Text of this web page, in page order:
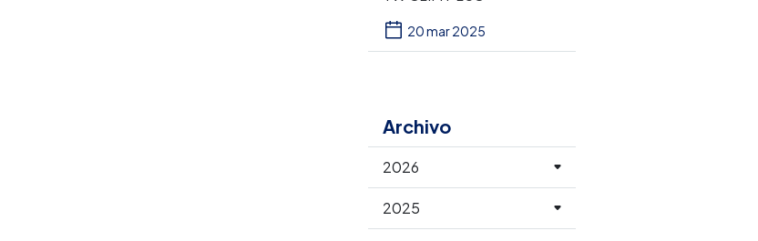
20 mar 2025
Archivo
2026
2025